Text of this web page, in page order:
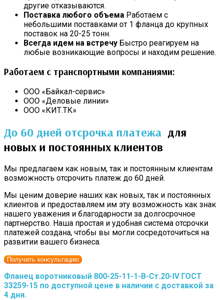
другие отказываются.
Поставка любого объема Работаем с
небольшими поставками от 1 фланца до крупных
поставок на 20-25 тонн.
Всегда идем на встречу Быстро реагируем на
любые возникающие вопросы и находим решение.
Работаем с транспортными компаниями:
ООО «Байкал-сервис»
ООО «Деловые линии»
ООО «КИТ.ТК»
До 60 дней отсрочка платежа для
новых и постоянных клиентов
Мы предлагаем как новым, так и постоянным клиентам
возможность отсрочить платеж до 60 дней.
Мы ценим доверие наших как новых, так и постоянных
клиентов и предоставляем им эту возможность как знак
нашего уважения и благодарности за долгосрочное
партнерство. Наша простая и удобная система отсрочки
платежей создана, чтобы вы могли сосредоточиться на
развитии вашего бизнеса.
Получить консультацию
Фланец воротниковый 800-25-11-1-B-Cт.20-IV ГОСТ
33259-15 по доступной цене в наличии с доставкой за
4 дня.